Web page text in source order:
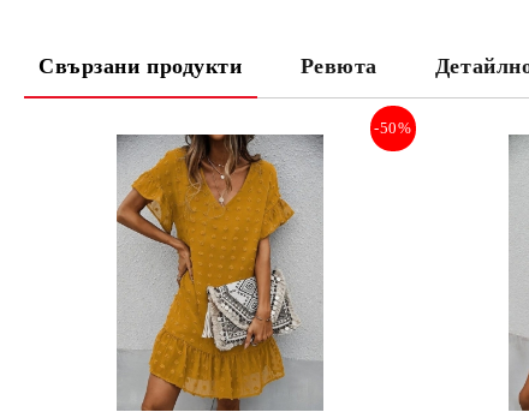
Свързани продукти Ревюта
-50%